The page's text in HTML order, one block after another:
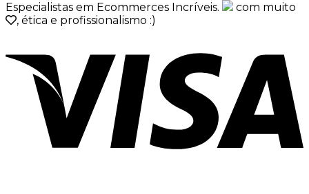
Especialistas em Ecommerces Incríveis.
com muito
, ética e profissionalismo :)